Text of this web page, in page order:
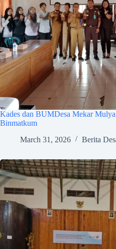
Kades dan BUMDesa Mekar
Binmatkum
March 31, 2026
Berita